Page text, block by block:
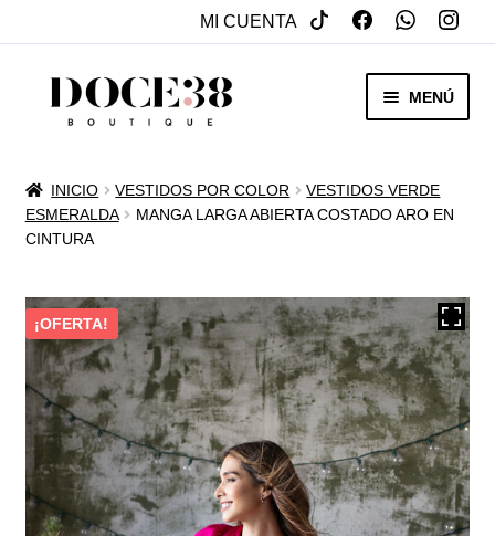
MI CUENTA
SALTAR
MENÚ
VENTA
VESTIDOS DE NOVIA
OTROS
MENÚ
HIJO
ACCESORIOS
INICIO VESTIDOS POR COLOR
VESTIDOS VERDE
ESMERALDA
MANGA LARGA ABIERTA COSTADO ARO EN
CINTURA
¡OFERTA!